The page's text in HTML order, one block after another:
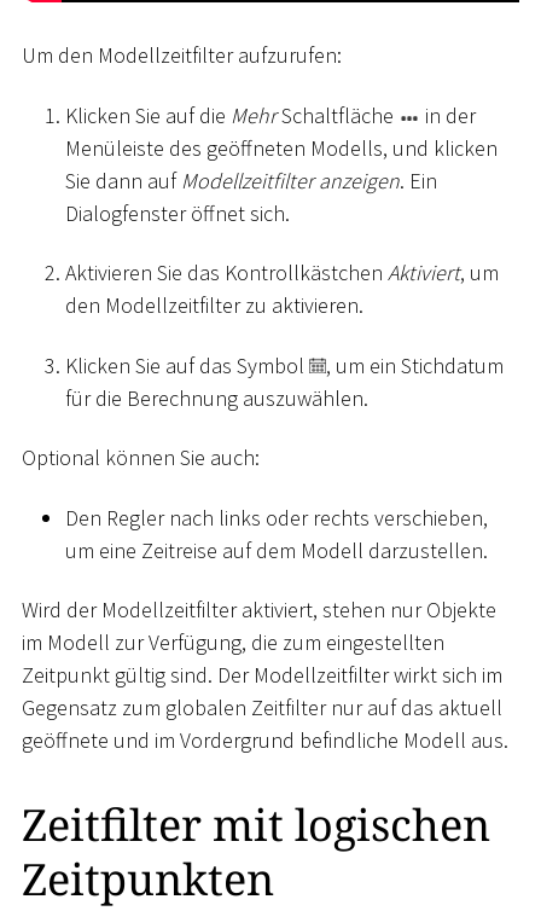
Um den Modellzeitfilter aufzurufen:
Klicken Sie auf die MehrSchaltfläche
in der
Menüleiste des geöffneten Modells, und klicken
Sie dann aufModellzeitfilter anzeigen. Ein
Dialogfenster öffnet sich.
Aktivieren Sie das Kontrollkästchen Aktiviert, um
den Modellzeitfilter zu aktivieren.
Klicken Sie auf das Symbol
, um ein Stichdatum
für die Berechnung auszuwählen.
Optional können Sie auch:
Den Regler nach links oder rechts verschieben,
um eine Zeitreise auf dem Modell darzustellen.
Wird der Modellzeitfilter aktiviert, stehen nur Objekte
im Modell zur Verfügung, die zum eingestellten
Zeitpunkt gültig sind. Der Modellzeitfilter wirkt sich im
Gegensatz zum globalen Zeitfilter nur auf das aktuell
geöffnete und im Vordergrund befindliche Modell aus.
Zeitfilter mit logischen
Zeitpunkten